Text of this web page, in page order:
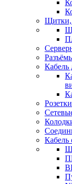
Кабель
Розетки
Кабель